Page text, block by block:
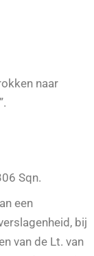
naar
Sqn.
een
bij
van de Lt. van